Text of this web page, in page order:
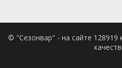
© "Сезонвар" - на сайте 128919